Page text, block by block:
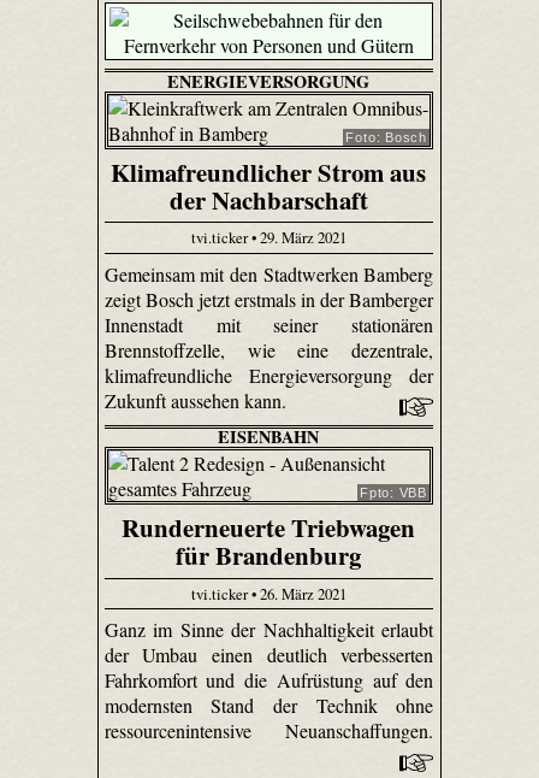
ENERGIEVERSORGUNG
Foto: Bosch
Klimafreundlicher Strom aus
der Nachbarschaft
tvi.ticker • 29. März 2021
Gemeinsam mit den Stadtwerken Bamberg
zeigt Bosch jetzt erstmals in der Bamberger
Innenstadt mit seiner stationären
Brennstoffzelle, wie eine dezentrale,
klimafreundliche Energieversorgung der
Zukunft aussehen kann.
EISENBAHN
Fpto: VBB
Runderneuerte Triebwagen
für Brandenburg
tvi.ticker • 26. März 2021
Ganz im Sinne der Nachhaltigkeit erlaubt
der Umbau einen deutlich verbesserten
Fahrkomfort und die Aufrüstung auf den
modernsten Stand der Technik ohne
ressourcenintensive Neuanschaffungen.